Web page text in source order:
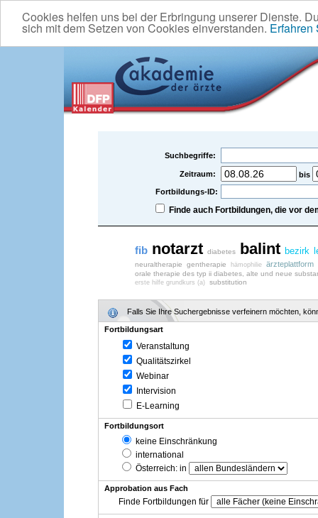
Cookies helfen uns bei der Erbringung unserer Dienste.
sich mit dem Setzen von Cookies einverstanden. Erfahren
Suchbegriffe:
Zeitraum:
bis
Fortbildungs-ID:
Finde auch Fortbildungen, die vor
fib notarzt diabetes balint bezirk
neuraltherapie gentherapie hämophilie ärzteplattform
orale therapie des typ ii diabetes, alte und neue
erste hilfe grundkurs (a) substitution
Falls Sie Ihre Suchergebnisse verfeinern möchten,
Fortbildungsart
Veranstaltung
Qualitätszirkel
Webinar
Intervision
E-Learning
Fortbildungsort
keine Einschränkung
international
Österreich: in
Approbation aus Fach
Finde Fortbildungen für